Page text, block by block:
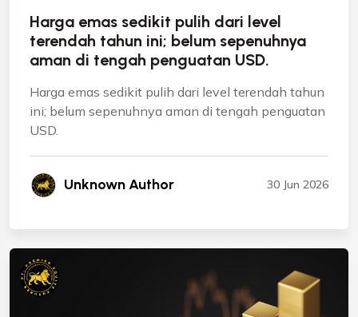
Harga emas sedikit pulih dari level
terendah tahun ini; belum sepenuhnya
aman di tengah penguatan USD.
Harga emas sedikit pulih dari level terendah tahun
ini; belum sepenuhnya aman di tengah penguatan
USD.
Unknown Author 30 Jun 2026